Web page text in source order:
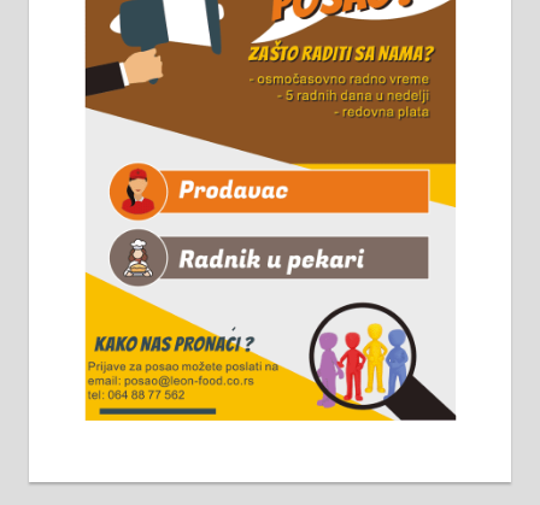
Чистим све врсте димњака.
061/32-13-445